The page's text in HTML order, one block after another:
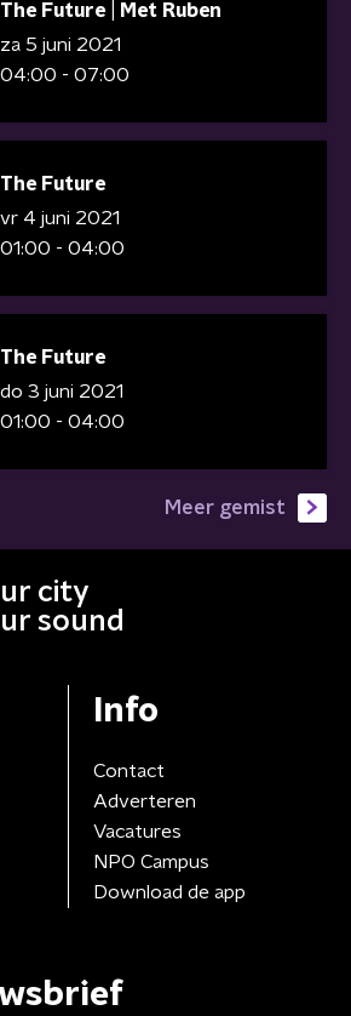
The Future | Met Ruben
za 5 juni 2021
04:00 - 07:00
The Future
vr 4 juni 2021
01:00 - 04:00
The Future
do 3 juni 2021
01:00 - 04:00
Meer gemist
city
sound
Info
Contact
Adverteren
Vacatures
NPO Campus
Download de app